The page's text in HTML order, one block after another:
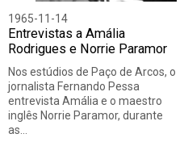
1965-11-14
Entrevistas a Amália
Rodrigues e Norrie Paramor
Nos estúdios de Paço de Arcos, o
jornalista Fernando Pessa
entrevista Amália e o maestro
inglês Norrie Paramor, durante
as…